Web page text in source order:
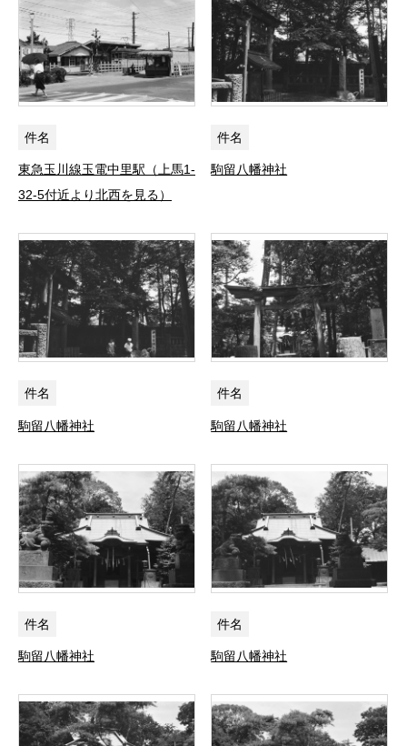
件名
東急玉川線玉電中里駅（上馬1-
32-5付近より北西を見る）
件名
駒留八幡神社
件名
駒留八幡神社
件名
駒留八幡神社
件名
駒留八幡神社
件名
駒留八幡神社